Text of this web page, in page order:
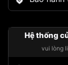
Hệ thống
vui lòng